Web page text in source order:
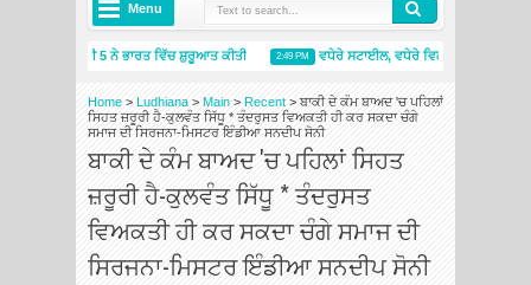
Menu
ਪ੍ਰਾਈਮੈਸੀ 5 ਨੇ ਭਾਰਤ ਵਿੱਚ ਸ਼ੁਰੂਆਤ ਕੀਤੀ 2:49 PM
ਵਧੇਰੇ ਸਟਾਈਲ, ਵਧੇਰੇ ਵਿਲੱਖਣਤਾ: ਸਕੋਡਾ ਆਟੋ
Home > Ludhiana > Main > Recent >ਬਾਕੀ ਦੇ ਕੰਮ ਬਾਅਦ 'ਚ ਪਹਿਲਾਂ
ਸਿਹਤ ਜ਼ਰੂਰੀ ਹੈ-ਕੁਲਵੰਤ ਸਿੱਧੂ * ਤੰਦਰੁਸਤ ਵਿਅਕਤੀ ਹੀ ਕਰ ਸਕਦਾ ਚੰਗੇ
ਸਮਾਜ ਦੀ ਸਿਰਜਨਾ-ਮਿਸਟਰ ਇੰਡੀਆ ਸਨਦੀਪ ਸੋਨੀ
ਬਾਕੀ ਦੇ ਕੰਮ ਬਾਅਦ 'ਚ ਪਹਿਲਾਂ ਸਿਹਤ
ਜ਼ਰੂਰੀ ਹੈ-ਕੁਲਵੰਤ ਸਿੱਧੂ * ਤੰਦਰੁਸਤ
ਵਿਅਕਤੀ ਹੀ ਕਰ ਸਕਦਾ ਚੰਗੇ ਸਮਾਜ ਦੀ
ਸਿਰਜਨਾ-ਮਿਸਟਰ ਇੰਡੀਆ ਸਨਦੀਪ ਸੋਨੀ